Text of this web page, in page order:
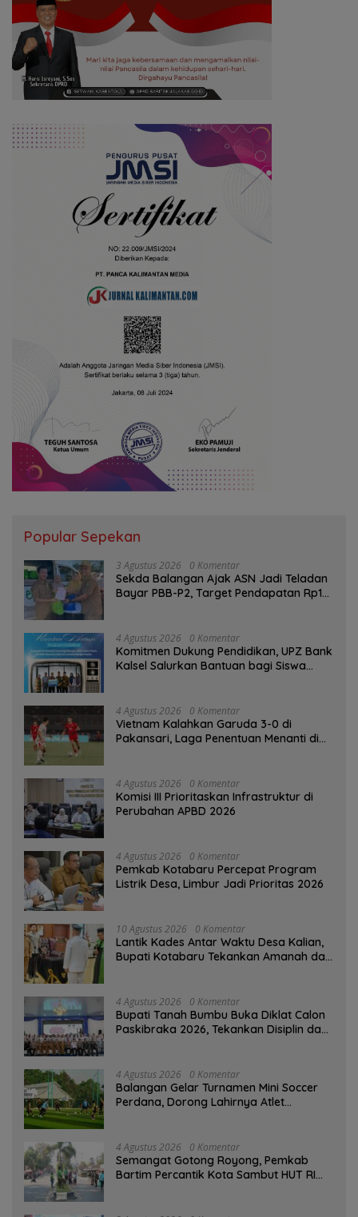
Popular Sepekan
3 Agustus 2026 0 Komentar
Sekda Balangan Ajak ASN Jadi Teladan
Bayar PBB-P2, Target Pendapatan Rp1
4 Agustus 2026 0 Komentar
Komitmen Dukung Pendidikan, UPZ Bank
Kalsel Salurkan Bantuan bagi Siswa
4 Agustus 2026 0 Komentar
Vietnam Kalahkan Garuda 3-0 di
Pakansari, Laga Penentuan Menanti di
4 Agustus 2026 0 Komentar
‎Komisi III Prioritaskan Infrastruktur di
Perubahan APBD 2026
4 Agustus 2026 0 Komentar
Pemkab Kotabaru Percepat Program
Listrik Desa, Limbur Jadi Prioritas 2026
10 Agustus 2026 0 Komentar
Lantik Kades Antar Waktu Desa Kalian,
Bupati Kotabaru Tekankan Amanah dan
4 Agustus 2026 0 Komentar
Bupati Tanah Bumbu Buka Diklat Calon
Paskibraka 2026, Tekankan Disiplin dan
4 Agustus 2026 0 Komentar
Balangan Gelar Turnamen Mini Soccer
Perdana, Dorong Lahirnya Atlet
4 Agustus 2026 0 Komentar
Semangat Gotong Royong, Pemkab
Bartim Percantik Kota Sambut HUT RI